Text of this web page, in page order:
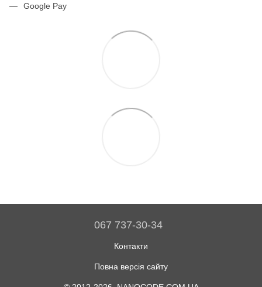
Google Pay
067 737-30-34
Контакти
Повна версія сайту